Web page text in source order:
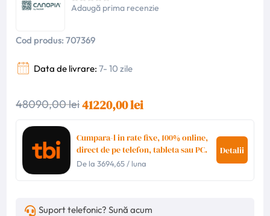
Adaugă prima recenzie
Cod produs: 707369
Data de livrare: 7- 10 zile
48090,00 lei41220,00 lei
Cumpara-l in rate fixe, 100% online,
direct de pe telefon, tableta sau PC.
De la3694,65/ luna
Detalii
Suport telefonic? Sună acum